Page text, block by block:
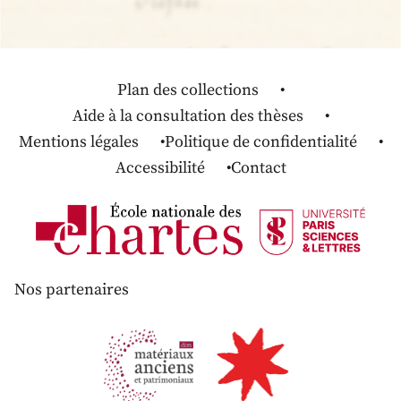
Plan des collections
Aide à la consultation des thèses
Mentions légales
Politique de confidentialité
Accessibilité
Contact
Nos partenaires